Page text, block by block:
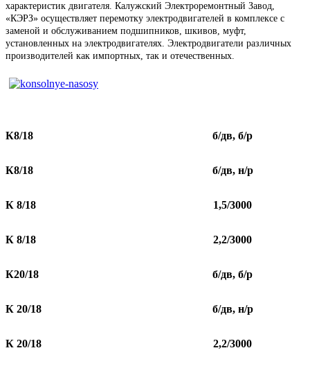
характеристик двигателя. Калужский Электроремонтный Завод,
«КЭРЗ» осуществляет перемотку электродвигателей в комплексе с
заменой и обслуживанием подшипников, шкивов, муфт,
установленных на электродвигателях. Электродвигатели различных
производителей как импортных, так и отечественных.
К8/18 б/дв, б/р
К8/18 б/дв, н/р
К 8/18 1,5/3000
К 8/18 2,2/3000
К20/18 б/дв, б/р
К 20/18 б/дв, н/р
К 20/18 2,2/3000